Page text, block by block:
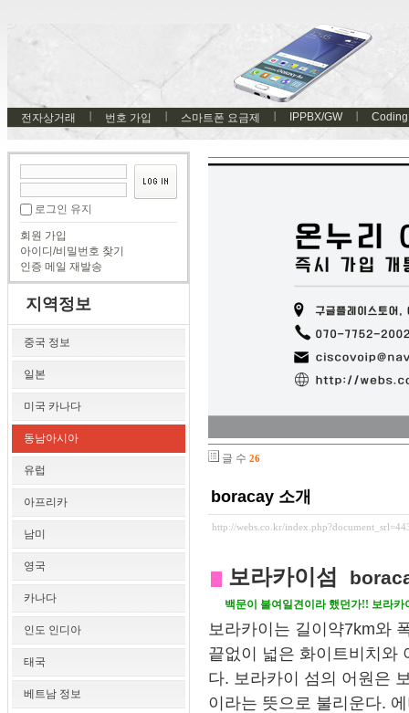
전자상거래 번호 가입 스마트폰 요금제 IPPBX/GW Coding
로그인 유지
회원 가입
아이디/비밀번호 찾기
인증 메일 재발송
지역정보
중국 정보
일본
미국 카나다
동남아시아
유럽
아프리카
남미
영국
카나다
인도 인디아
태국
베트남 정보
글 수 26
boracay 소개
http://webs.co.kr/
보라카이섬
백문이 불여일견이라 했던가!! 보라
보라카이는 길이약7km와
끝없이 넓은 화이트비치와
다. 보라카이 섬의 어원은
이라는 뜻으로 불리운다.